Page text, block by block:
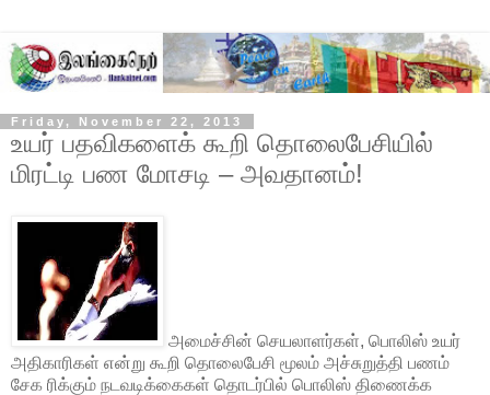
Friday, November 22, 2013
உயர் பதவிகளைக் கூறி தொலைபேசியில்
மிரட்டி பண மோசடி – அவதானம்!
அமைச்சின் செயலாளர்கள், பொலிஸ் உயர்
அதிகாரிகள் என்று கூறி தொலைபேசி மூலம் அச்சுறுத்தி பணம்
சேக ரிக்கும் நடவடிக்கைகள் தொடர்பில் பொலிஸ் திணைக்க